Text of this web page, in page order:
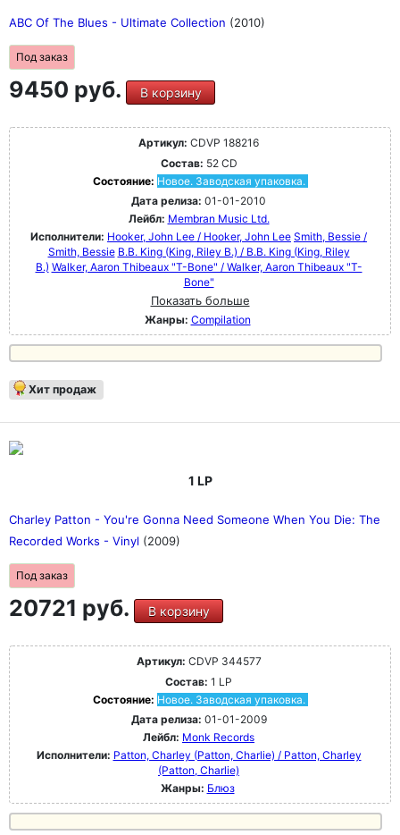
ABC Of The Blues - Ultimate Collection (2010)
Под заказ
9450 руб. В корзину
Артикул: CDVP 188216
Состав: 52 CD
Состояние: Новое. Заводская упаковка.
Дата релиза: 01-01-2010
Лейбл: Membran Music Ltd.
Исполнители: Hooker, John Lee / Hooker, John Lee Smith, Bessie /
Smith, Bessie B.B. King (King, Riley B.) / B.B. King (King, Riley
B.) Walker, Aaron Thibeaux "T-Bone" / Walker, Aaron Thibeaux "T-
Bone"
Показать больше
Жанры: Compilation
Хит продаж
1 LP
Charley Patton - You're Gonna Need Someone When You Die: The
Recorded Works - Vinyl (2009)
Под заказ
20721 руб. В корзину
Артикул: CDVP 344577
Состав: 1 LP
Состояние: Новое. Заводская упаковка.
Дата релиза: 01-01-2009
Лейбл: Monk Records
Исполнители: Patton, Charley (Patton, Charlie) / Patton, Charley
(Patton, Charlie)
Жанры: Блюз